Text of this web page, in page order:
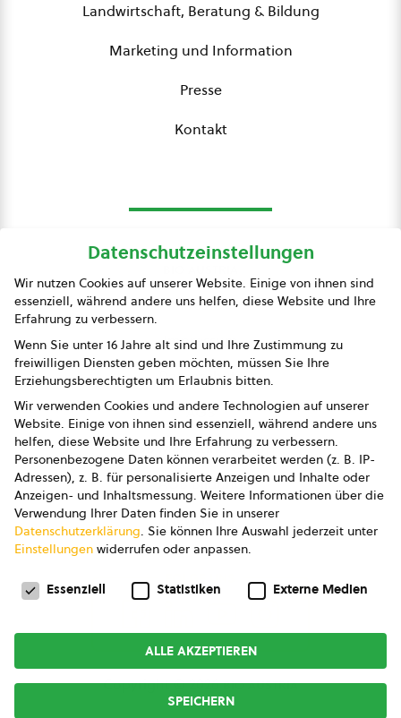
Landwirtschaft, Beratung & Bildung
Marketing und Information
Presse
Kontakt
Presse
Impressum
Datenschutz
AGB
AGB Marketing GmbH
AGB Bildung
Newsletter
Copyright © 2026bio austria
Datenschutzeinstellungen
Wir nutzen Cookies auf unserer Website. Einige von ihnen sind
essenziell, während andere uns helfen, diese Website und Ihre
Erfahrung zu verbessern.
Wenn Sie unter 16 Jahre alt sind und Ihre Zustimmung zu
freiwilligen Diensten geben möchten, müssen Sie Ihre
Erziehungsberechtigten um Erlaubnis bitten.
Wir verwenden Cookies und andere Technologien auf unserer
Website. Einige von ihnen sind essenziell, während andere uns
helfen, diese Website und Ihre Erfahrung zu verbessern.
Personenbezogene Daten können verarbeitet werden (z. B. IP-
Adressen), z. B. für personalisierte Anzeigen und Inhalte oder
Anzeigen- und Inhaltsmessung. Weitere Informationen über die
Verwendung Ihrer Daten finden Sie in unserer
Datenschutzerklärung. Sie können Ihre Auswahl jederzeit unter
Einstellungen widerrufen oder anpassen.
Datenschutzeinstellungen
Essenziell Statistiken Externe Medien
ALLE AKZEPTIEREN
SPEICHERN